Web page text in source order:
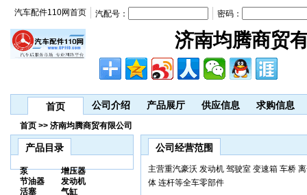
济南均腾商贸
汽车配件110网首页 汽配号： 密码：
首页 公司介绍 产品展厅 供应信息 求购信息
首页 >> 济南均腾商贸有限公司
产品目录
泵
增压器
节油器
发动机
活塞
气缸
公司经营范围
主营重汽豪沃 发动机 驾驶室 变速箱 车桥
体 连杆等全车零部件